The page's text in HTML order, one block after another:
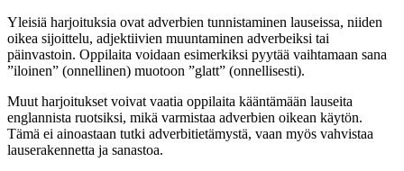
Yleisiä harjoituksia ovat adverbien tunnistaminen lauseissa, niiden
oikea sijoittelu, adjektiivien muuntaminen adverbeiksi tai
päinvastoin. Oppilaita voidaan esimerkiksi pyytää vaihtamaan sana
”iloinen” (onnellinen) muotoon ”glatt” (onnellisesti).
Muut harjoitukset voivat vaatia oppilaita kääntämään lauseita
englannista ruotsiksi, mikä varmistaa adverbien oikean käytön.
Tämä ei ainoastaan tutki adverbitietämystä, vaan myös vahvistaa
lauserakennetta ja sanastoa.